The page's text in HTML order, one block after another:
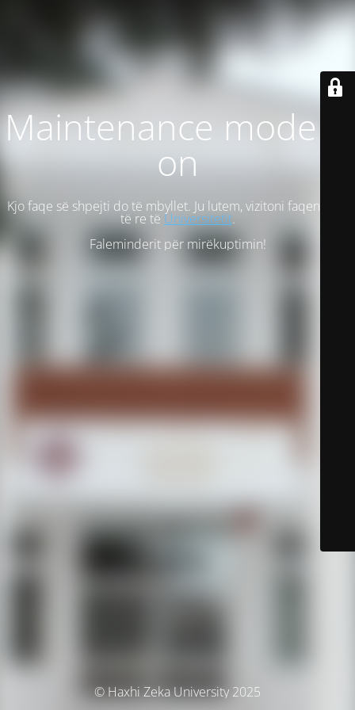
Maintenance mode is
on
Kjo faqe së shpejti do të mbyllet. Ju lutem, vizitoni faqen tonë
të re të Universitetit.
Faleminderit për mirëkuptimin!
© Haxhi Zeka University 2025